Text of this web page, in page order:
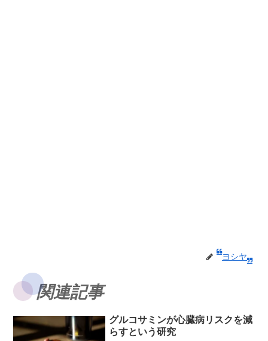
ヨシヤ
関連記事
グルコサミンが心臓病リスクを減
らすという研究